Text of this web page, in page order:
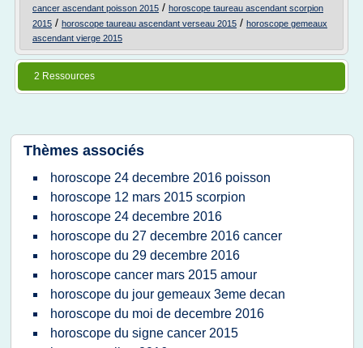
cancer ascendant poisson 2015 / horoscope taureau ascendant scorpion
2015 / horoscope taureau ascendant verseau 2015 / horoscope gemeaux
ascendant vierge 2015
2 Ressources
Thèmes associés
horoscope 24 decembre 2016 poisson
horoscope 12 mars 2015 scorpion
horoscope 24 decembre 2016
horoscope du 27 decembre 2016 cancer
horoscope du 29 decembre 2016
horoscope cancer mars 2015 amour
horoscope du jour gemeaux 3eme decan
horoscope du moi de decembre 2016
horoscope du signe cancer 2015